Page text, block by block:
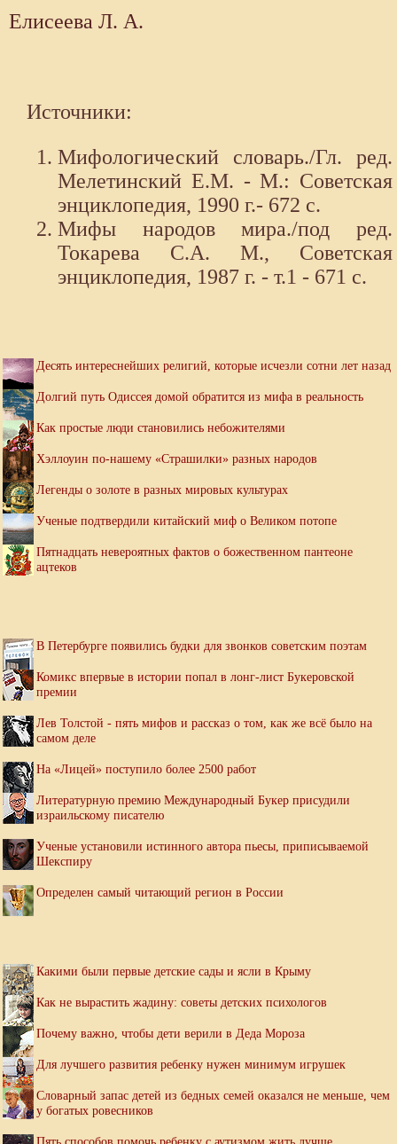
Елисеева Л. А.
Источники:
Мифологический словарь./Гл. ред.
Мелетинский Е.М. - М.: Советская
энциклопедия, 1990 г.- 672 с.
Мифы народов мира./под ред.
Токарева С.А. М., Советская
энциклопедия, 1987 г. - т.1 - 671 с.
Десять интереснейших религий, которые исчезли сотни лет назад
Долгий путь Одиссея домой обратится из мифа в реальность
Как простые люди становились небожителями
Хэллоуин по-нашему «Страшилки» разных народов
Легенды о золоте в разных мировых культурах
Ученые подтвердили китайский миф о Великом потопе
Пятнадцать невероятных фактов о божественном пантеоне
ацтеков
В Петербурге появились будки для звонков советским поэтам
Комикс впервые в истории попал в лонг-лист Букеровской
премии
Лев Толстой - пять мифов и рассказ о том, как же всё было на
самом деле
На «Лицей» поступило более 2500 работ
Литературную премию Международный Букер присудили
израильскому писателю
Ученые установили истинного автора пьесы, приписываемой
Шекспиру
Определен самый читающий регион в России
Какими были первые детские сады и ясли в Крыму
Как не вырастить жадину: советы детских психологов
Почему важно, чтобы дети верили в Деда Мороза
Для лучшего развития ребенку нужен минимум игрушек
Словарный запас детей из бедных семей оказался не меньше, чем
у богатых ровесников